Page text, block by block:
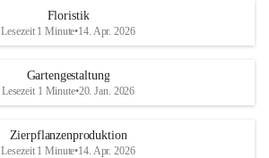
ein kleines Mitbringserl,
Floristik
Lesezeit 1 Minute•14. Apr. 2026
Gartengestaltung
Lesezeit 1 Minute•20. Jan. 2026
Zierpflanzenproduktion
Lesezeit 1 Minute•14. Apr. 2026